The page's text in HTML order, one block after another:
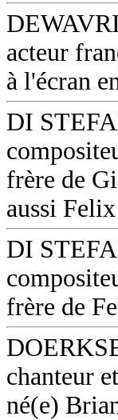
acteur
à l'écran
DI
frère de
aussi
DI
frère de
chanteur
né(e)